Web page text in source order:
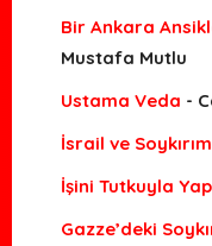
Bir Ankara
Mustafa Mutlu
Ustama Veda -
İsrail ve
İşini Tutkuyla
Gazze’deki